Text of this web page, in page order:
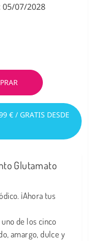
05/07/2028
€ / GRATIS DESDE
Glutamato
¡Ahora tus
de los cinco
amargo, dulce y